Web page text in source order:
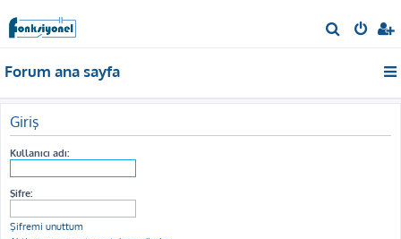
r
Forum ana sayfa
Giriş
Kullanıcı adı:
Şifre:
Şifremi unuttum